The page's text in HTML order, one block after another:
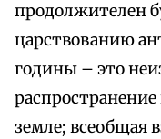
продолжителен
царствованию
годины – это
земле; всеобщая